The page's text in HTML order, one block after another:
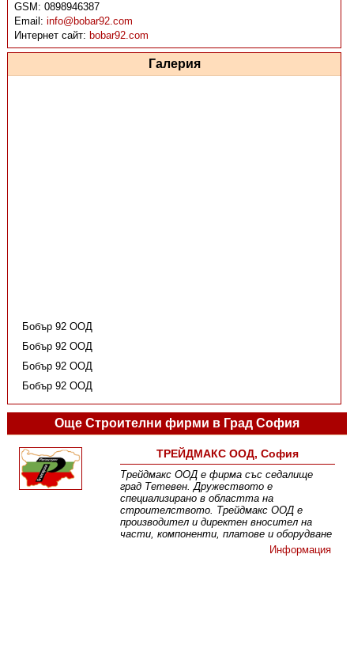
GSM:0898946387
Email:info@bobar92.com
Интернет сайт: bobar92.com
Галерия
Бобър 92 ООД
Бобър 92 ООД
Бобър 92 ООД
Бобър 92 ООД
Още Строителни фирми в Град София
ТРЕЙДМАКС ООД, София
Трейдмакс ООД е фирма със седалище
град Тетевен. Дружеството е
специализирано в областта на
строителството. Трейдмакс ООД е
производител и директен вносител на
части, компоненти, платове и оборудване
Информация